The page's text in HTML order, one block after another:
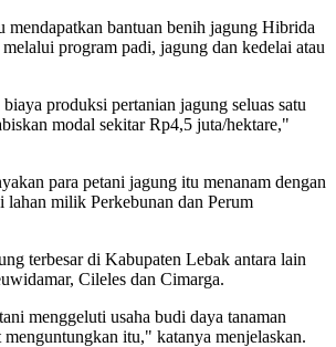
mendapatkan bantuan benih jagung Hibrida
program padi, jagung dan kedelai atau
produksi pertanian jagung seluas satu
modal sekitar Rp4,5 juta/hektare,"
para petani jagung itu menanam dengan
lahan milik Perkebunan dan Perum
terbesar di Kabupaten Lebak antara lain
Cileles dan Cimarga.
menggeluti usaha budi daya tanaman
menguntungkan itu," katanya menjelaskan.